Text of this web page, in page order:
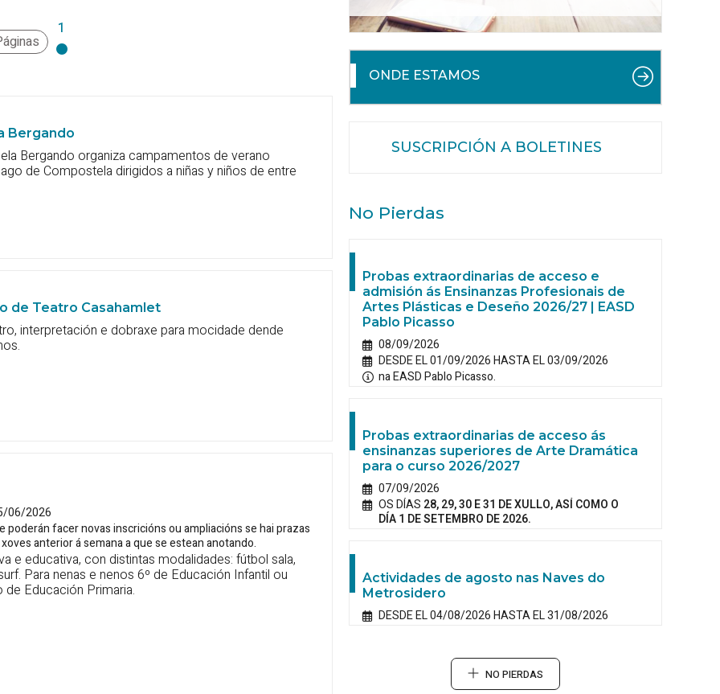
1
Bergando
Bergando organiza campamentos de verano
de Compostela dirigidos a niñas y niños de entre
de Teatro Casahamlet
interpretación e dobraxe para mocidade dende
06/2026
poderán facer novas inscricións ou ampliacións se hai prazas
anterior á semana a que se estean anotando.
e educativa, con distintas modalidades: fútbol sala,
Para nenas e nenos 6º de Educación Infantil ou
de Educación Primaria.
ONDE ESTAMOS
SUSCRIPCIÓN A BOLETINES
No Pierdas
Probas extraordinarias de acceso e
admisión ás Ensinanzas Profesionais de
Artes Plásticas e Deseño 2026/27 | EASD
Pablo Picasso
08/09/2026
DESDE EL 01/09/2026 HASTA EL 03/09/2026
na EASD Pablo Picasso.
Probas extraordinarias de acceso ás
ensinanzas superiores de Arte Dramática
para o curso 2026/2027
07/09/2026
OS DÍAS 28, 29, 30 E 31 DE XULLO, ASÍ COMO O
DÍA 1 DE SETEMBRO DE 2026.
Actividades de agosto nas Naves do
Metrosidero
DESDE EL 04/08/2026 HASTA EL 31/08/2026
NO PIERDAS